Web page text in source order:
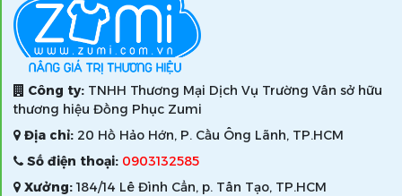
Công ty: TNHH Thương Mại Dịch Vụ Trường Vân sở hữu
thương hiệu Đồng Phục Zumi
Địa chỉ: 20 Hồ Hảo Hớn, P. Cầu Ông Lãnh, TP.HCM
Số điện thoại: 0903132585
Xưởng:184/14 Lê Đình Cẩn, p. Tân Tạo, TP.HCM